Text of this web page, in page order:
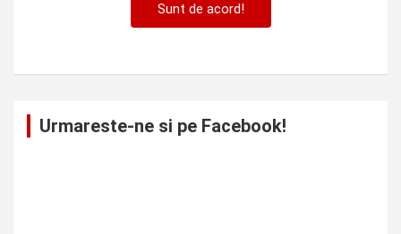
Sunt de acord!
Urmareste-ne si pe Facebook!